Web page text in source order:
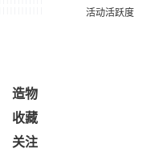
造物
收藏
关注